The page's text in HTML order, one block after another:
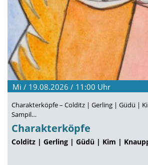
Mi / 19.08.2026 / 11:00 Uhr
Charakterköpfe – Colditz | Gerling | Güdü |
Sampil…
Charakterköpfe
Colditz | Gerling | Güdü | Kim |